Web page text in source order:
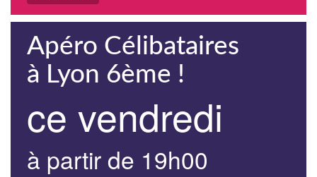
Apéro Célibataires
à Lyon 6ème !
ce vendredi
à partir de 19h00